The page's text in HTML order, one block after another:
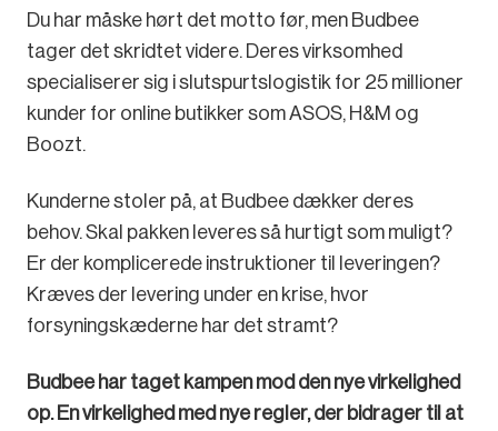
Du har måske hørt det motto før, men Budbee
tager det skridtet videre. Deres virksomhed
specialiserer sig i slutspurtslogistik for 25 millioner
kunder for online butikker som ASOS, H&M og
Boozt.
Kunderne stoler på, at Budbee dækker deres
behov. Skal pakken leveres så hurtigt som muligt?
Er der komplicerede instruktioner til leveringen?
Kræves der levering under en krise, hvor
forsyningskæderne har det stramt?
Budbee har taget kampen mod den nye virkelighed
op. En virkelighed med nye regler, der bidrager til at